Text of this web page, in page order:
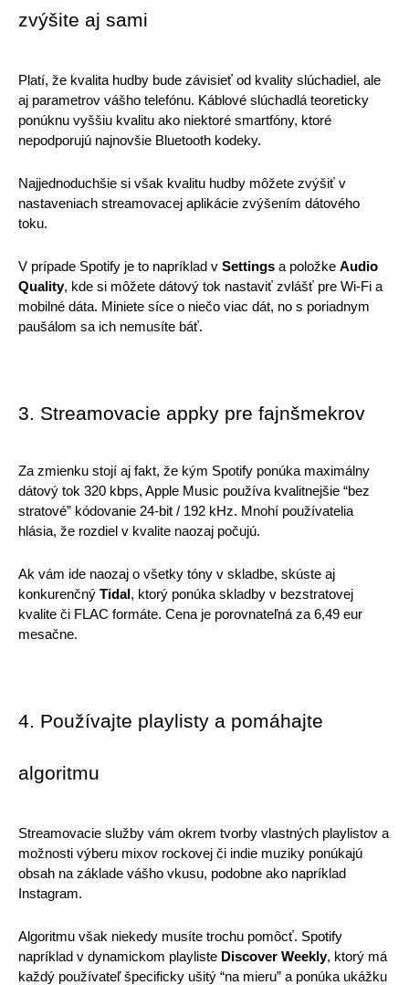
zvýšite aj sami
Platí, že kvalita hudby bude závisieť od kvality slúchadiel, ale
aj parametrov vášho telefónu. Káblové slúchadlá teoreticky
ponúknu vyššiu kvalitu ako niektoré smartfóny, ktoré
nepodporujú najnovšie Bluetooth kodeky.
Najjednoduchšie si však kvalitu hudby môžete zvýšiť v
nastaveniach streamovacej aplikácie zvýšením dátového
toku.
V prípade Spotify je to napríklad v Settings a položke Audio
Quality, kde si môžete dátový tok nastaviť zvlášť pre Wi-Fi a
mobilné dáta. Miniete síce o niečo viac dát, no s poriadnym
paušálom sa ich nemusíte báť.
3. Streamovacie appky pre fajnšmekrov
Za zmienku stojí aj fakt, že kým Spotify ponúka maximálny
dátový tok 320 kbps, Apple Music používa kvalitnejšie “bez
stratové” kódovanie 24-bit / 192 kHz. Mnohí používatelia
hlásia, že rozdiel v kvalite naozaj počujú.
Ak vám ide naozaj o všetky tóny v skladbe, skúste aj
konkurenčný Tidal , ktorý ponúka skladby v bezstratovej
kvalite či FLAC formáte. Cena je porovnateľná za 6,49 eur
mesačne.
4. Používajte playlisty a pomáhajte
algoritmu
Streamovacie služby vám okrem tvorby vlastných playlistov a
možnosti výberu mixov rockovej či indie muziky ponúkajú
obsah na základe vášho vkusu, podobne ako napríklad
Instagram.
Algoritmu však niekedy musíte trochu pomôcť. Spotify
napríklad v dynamickom playliste Discover Weekly, ktorý má
každý používateľ špecificky ušitý “na mieru” a ponúka ukážku